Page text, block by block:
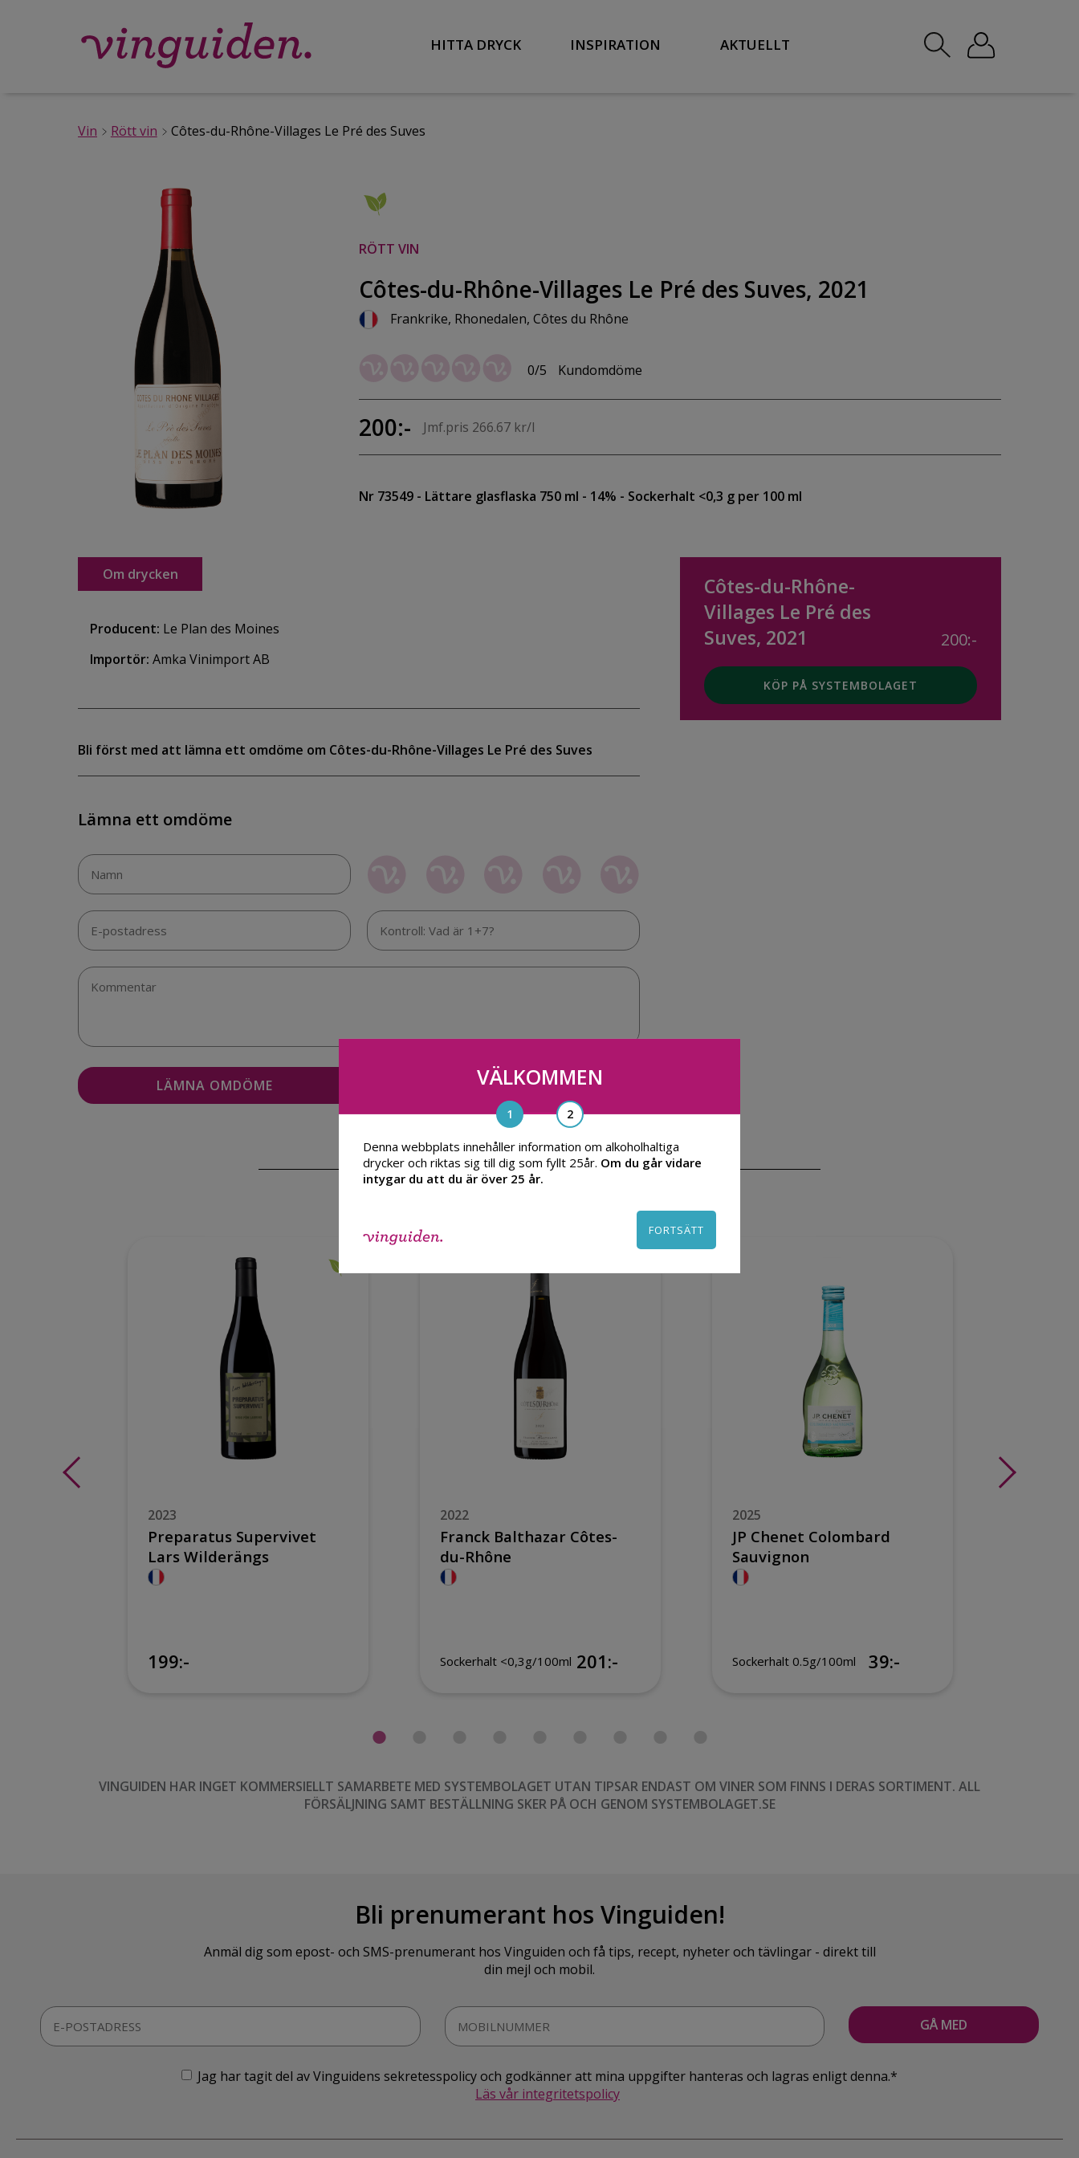
HITTA DRYCK INSPIRATION AKTUELLT
Vin Rött vin Côtes-du-Rhône-Villages Le Pré des Suves
RÖTT VIN
Côtes-du-Rhône-Villages Le Pré des Suves, 2021
Frankrike, Rhonedalen, Côtes du Rhône
0/5 Kundomdöme
200:- Jmf.pris 266.67 kr/l
Nr 73549 - Lättare glasflaska 750 ml - 14% - Sockerhalt <0,3 g per 100 ml
Côtes-du-Rhône-
Villages Le Pré des
Suves, 2021
200:-
KÖP PÅ SYSTEMBOLAGET
Om drycken
Producent: Le Plan des Moines
Importör: Amka Vinimport AB
Bli först med att lämna ett omdöme om Côtes-du-Rhône-Villages Le Pré des Suves
Lämna ett omdöme
Du kanske också gillar
2023
Preparatus Supervivet
Lars Wilderängs
199:-
2022
Franck Balthazar Côtes-
du-Rhône
Sockerhalt <0,3g/100ml 201:-
2025
JP Chenet Colombard
Sauvignon
Sockerhalt 0.5g/100ml 39:-
VINGUIDEN HAR INGET KOMMERSIELLT SAMARBETE MED SYSTEMBOLAGET UTAN TIPSAR ENDAST OM VINER SOM FINNS I DERAS SORTIMENT. ALL
FÖRSÄLJNING SAMT BESTÄLLNING SKER PÅ OCH GENOM SYSTEMBOLAGET.SE
Bli prenumerant hos Vinguiden!
Anmäl dig som epost- och SMS-prenumerant hos Vinguiden och få tips, recept, nyheter och tävlingar - direkt till
din mejl och mobil.
Jag har tagit del av Vinguidens sekretesspolicy och godkänner att mina uppgifter hanteras och lagras enligt denna.*
Läs vår integritetspolicy
VÄLKOMMEN
Denna webbplats innehåller information om alkoholhaltiga
drycker och riktas sig till dig som fyllt 25år. Om du går vidare
intygar du att du är över 25 år.
FORTSÄTT